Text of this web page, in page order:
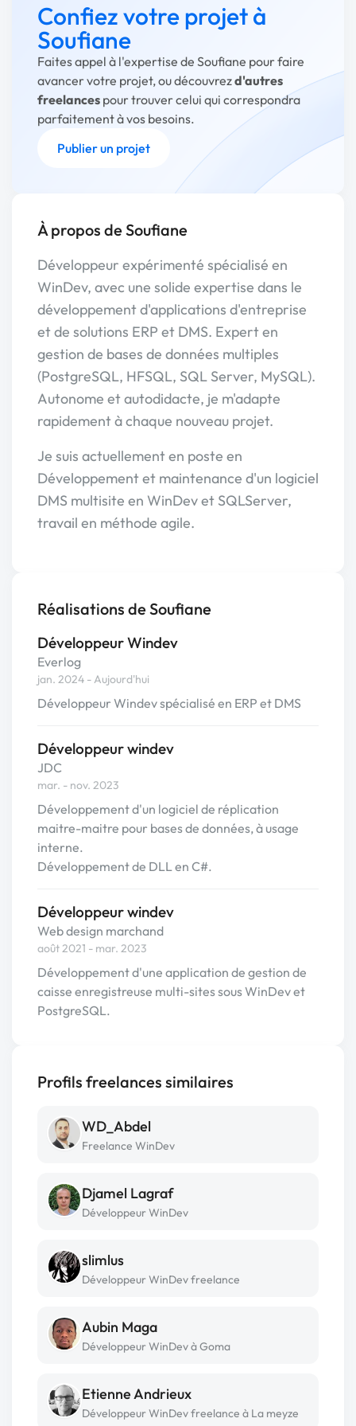
Confiez votre projet à
Soufiane
Faites appel à l'expertise de Soufiane pour faire
avancer votre projet, ou découvrezd'autres
freelances pour trouver celui qui correspondra
parfaitement à vos besoins.
Publier un projet
À propos de Soufiane
Développeur expérimenté spécialisé en
WinDev, avec une solide expertise dans le
développement d'applications d'entreprise
et de solutions ERP et DMS. Expert en
gestion de bases de données multiples
(PostgreSQL, HFSQL, SQL Server, MySQL).
Autonome et autodidacte, je m'adapte
rapidement à chaque nouveau projet.
Je suis actuellement en poste en
Développement et maintenance d'un logiciel
DMS multisite en WinDev et SQLServer,
travail en méthode agile.
Réalisations de Soufiane
Développeur Windev
Everlog
jan. 2024 - Aujourd'hui
Développeur Windev spécialisé en ERP et DMS
Développeur windev
JDC
mar. - nov. 2023
Développement d'un logiciel de réplication
maitre-maitre pour bases de données, à usage
interne.
Développement de DLL en C#.
Développeur windev
Web design marchand
août 2021 - mar. 2023
Développement d'une application de gestion de
caisse enregistreuse multi-sites sous WinDev et
PostgreSQL.
Profils freelances similaires
WD_Abdel
Freelance WinDev
Djamel Lagraf
Développeur WinDev
slimlus
Développeur WinDev freelance
Aubin Maga
Développeur WinDev à Goma
Etienne Andrieux
Développeur WinDev freelance à La meyze